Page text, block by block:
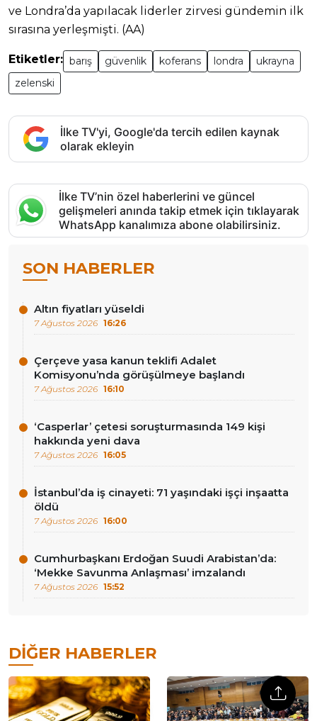
ve Londra’da yapılacak liderler zirvesi gündemin ilk
sırasına yerleşmişti. (AA)
Etiketler: barış güvenlik koferans londra
ukrayna
zelenski
İlke TV'yi, Google'da tercih edilen kaynak
olarak ekleyin
İlke TV’nin özel haberlerini ve güncel
gelişmeleri anında takip etmek için tıklayarak
WhatsApp kanalımıza abone olabilirsiniz.
SON HABERLER
Altın fiyatları yüseldi
7 Ağustos 2026 16:26
Çerçeve yasa kanun teklifi Adalet
Komisyonu’nda görüşülmeye başlandı
7 Ağustos 2026 16:10
‘Casperlar’ çetesi soruşturmasında 149 kişi
hakkında yeni dava
7 Ağustos 2026 16:05
İstanbul’da iş cinayeti: 71 yaşındaki işçi inşaatta
öldü
7 Ağustos 2026 16:00
Cumhurbaşkanı Erdoğan Suudi Arabistan’da:
‘Mekke Savunma Anlaşması’ imzalandı
7 Ağustos 2026 15:52
DIĞER HABERLER